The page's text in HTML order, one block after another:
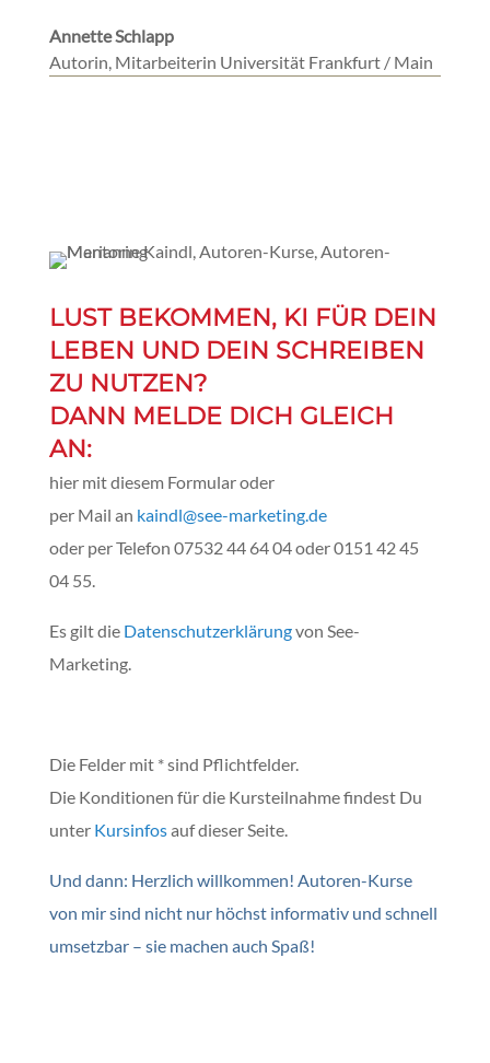
Annette Schlapp
Autorin, Mitarbeiterin Universität Frankfurt / Main
LUST BEKOMMEN, KI FÜR DEIN
LEBEN UND DEIN SCHREIBEN
ZU NUTZEN?
DANN MELDE DICH GLEICH
AN:
hier mit diesem Formular oder
per Mail an kaindl@see-marketing.de
oder per Telefon 07532 44 64 04 oder 0151 42 45
04 55.
Es gilt die Datenschutzerklärungvon See-
Marketing.
Die Felder mit * sind Pflichtfelder.
Die Konditionen für die Kursteilnahme findest Du
unter Kursinfosauf dieser Seite.
Und dann: Herzlich willkommen! Autoren-Kurse
von mir sind nicht nur höchst informativ und schnell
umsetzbar – sie machen auch Spaß!